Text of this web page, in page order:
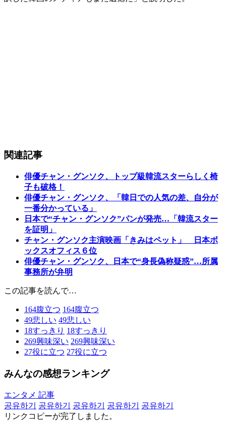
関連記事
俳優チャン・グンソク、トップ級韓流スターらしく椅
子も破格！
俳優チャン・グンソク、「韓日での人気の差、自分が
一番分かっている」
日本で“チャン・グンソク”パンが発売…「韓流スター
を証明」
チャン・グンソク主演映画「きみはペット」 日本ボ
ックスオフィス６位
俳優チャン・グンソク、日本で“身長偽称疑惑”…所属
事務所が弁明
この記事を読んで…
164腹立つ 164腹立つ
49悲しい 49悲しい
18すっきり 18すっきり
269興味深い 269興味深い
27役に立つ 27役に立つ
みんなの感想ランキング
エンタメ 記事
공유하기
공유하기 공유하기 공유하기
공유하기
リンクコピーが完了しました。